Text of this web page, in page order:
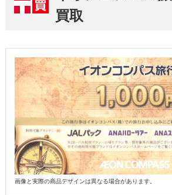
買取
画像と実際の商品デザインは異なる場合があります。